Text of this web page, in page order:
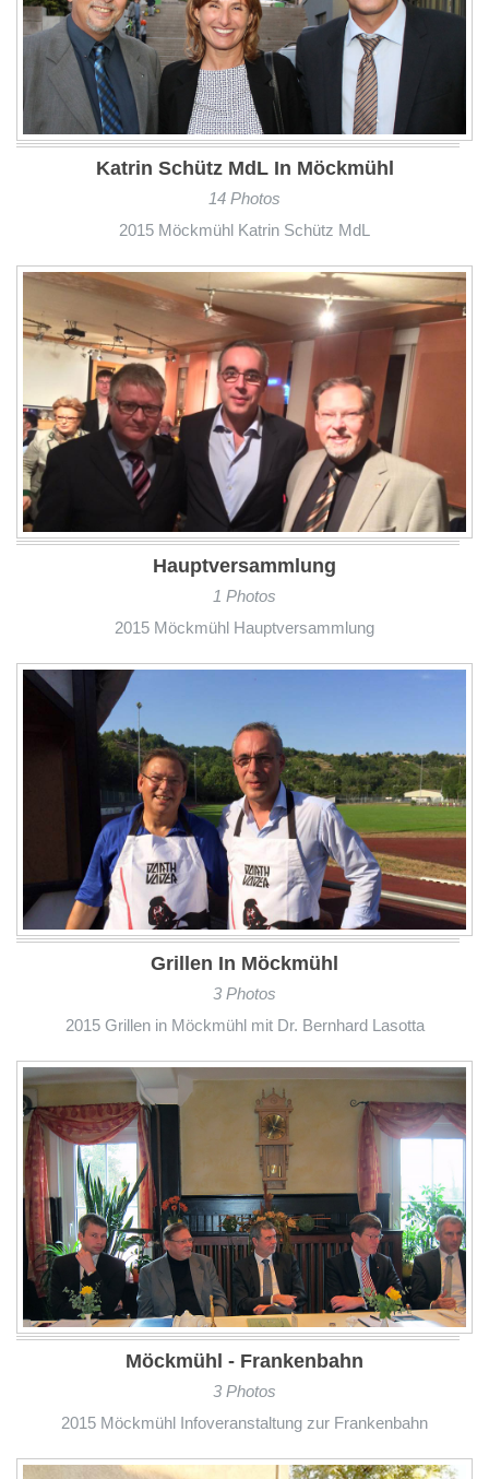
Katrin Schütz MdL In Möckmühl
14 Photos
2015 Möckmühl Katrin Schütz MdL
Hauptversammlung
1 Photos
2015 Möckmühl Hauptversammlung
Grillen In Möckmühl
3 Photos
2015 Grillen in Möckmühl mit Dr. Bernhard Lasotta
Möckmühl - Frankenbahn
3 Photos
2015 Möckmühl Infoveranstaltung zur Frankenbahn